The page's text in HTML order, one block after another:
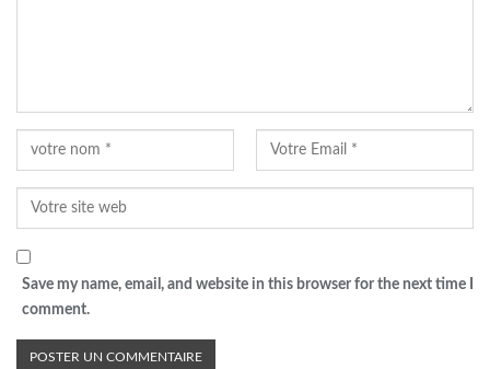
Save my name, email, and website in this browser for the next time I
comment.